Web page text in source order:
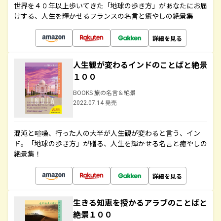
世界を４０年以上歩いてきた「地球の歩き方」があなたにお届
けする、人生を輝かせるフランスの名言と癒やしの絶景集
詳細を見る
人生観が変わるインドのことばと絶景
１００
BOOKS 旅の名言＆絶景
2022.07.14 発売
混沌と喧噪、行った人の大半が人生観が変わると言う、イン
ド。「地球の歩き方」が贈る、人生を輝かせる名言と癒やしの
絶景集！
詳細を見る
生きる知恵を授かるアラブのことばと
絶景１００